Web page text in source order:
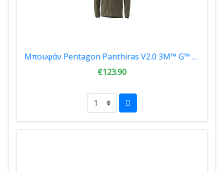
Μπουφάν Pentagon Panthiras V2.0 3M™ G™ Insulation RAL7013 K08032-2.0-06E
€123.90